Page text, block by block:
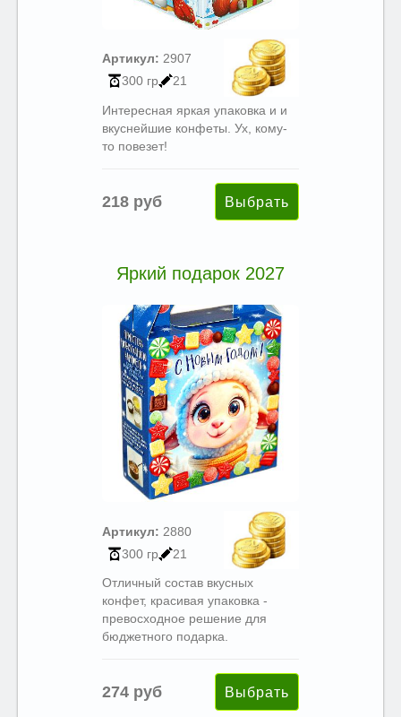
Артикул: 2907
300 гр
21
Интересная яркая упаковка и и
вкуснейшие конфеты. Ух, кому-
то повезет!
218 руб
Яркий подарок 2027
Артикул: 2880
300 гр
21
Отличный состав вкусных
конфет, красивая упаковка -
превосходное решение для
бюджетного подарка.
274 руб